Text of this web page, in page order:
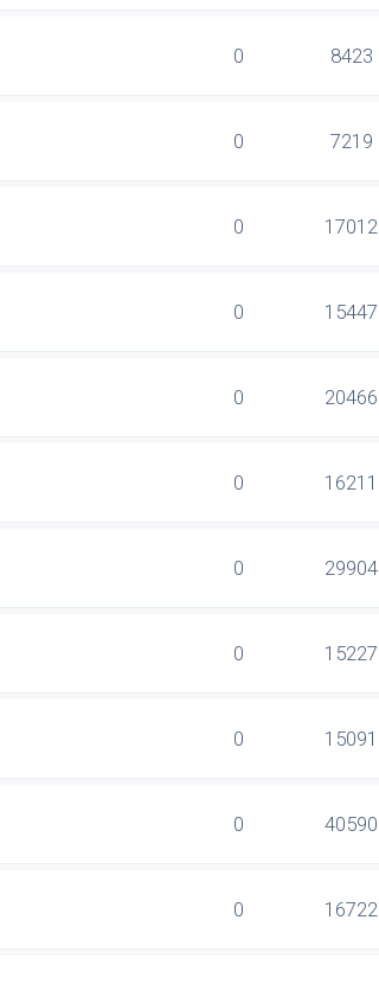
0 8423
0 7219
0 17012
0 15447
0 20466
0 16211
0 29904
0 15227
0 15091
0 40590
0 16722